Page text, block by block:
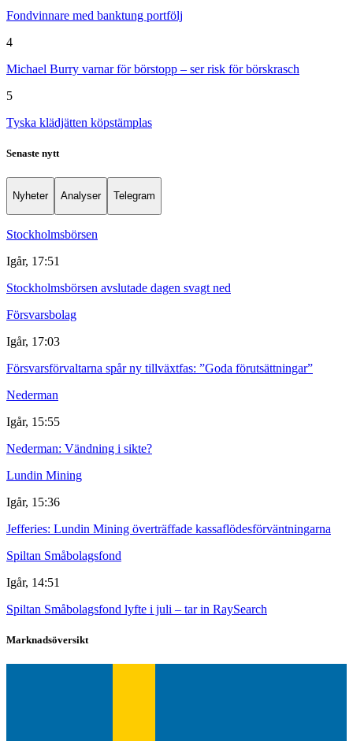
Fondvinnare med banktung portfölj
4
Michael Burry varnar för börstopp – ser risk för börskrasch
5
Tyska klädjätten köpstämplas
Senaste nytt
Nyheter Analyser Telegram
Stockholmsbörsen
Igår, 17:51
Stockholmsbörsen avslutade dagen svagt ned
Försvarsbolag
Igår, 17:03
Försvarsförvaltarna spår ny tillväxtfas: ”Goda förutsättningar”
Nederman
Igår, 15:55
Nederman: Vändning i sikte?
Lundin Mining
Igår, 15:36
Jefferies: Lundin Mining överträffade kassaflödesförväntningarna
Spiltan Småbolagsfond
Igår, 14:51
Spiltan Småbolagsfond lyfte i juli – tar in RaySearch
Marknadsöversikt